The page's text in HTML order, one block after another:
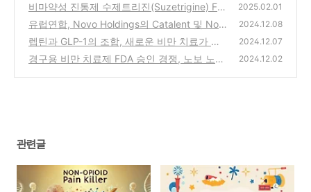
비마약성 진통제 수제트리진(Suzetrigine) FD
A 승인
(1)
2025.02.01
유럽연합, Novo Holdings의 Catalent 및 Nov
o Nordisk의 제조시설 인수 승인
(0)
2024.12.08
렙틴과 GLP-1의 조합, 새로운 비만 치료가 될
수 있을까요?
(2)
2024.12.07
경구용 비만 치료제 FDA 승인 경쟁, 노보 노디
2024.12.02
관련글